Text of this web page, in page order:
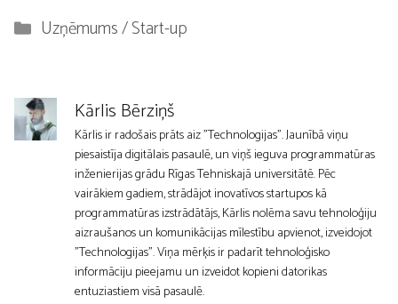
Kategorijas
Uzņēmums / Start-up
Kārlis Bērziņš
Kārlis ir radošais prāts aiz "Technologijas". Jaunībā viņu
piesaistīja digitālais pasaulē, un viņš ieguva programmatūras
inženierijas grādu Rīgas Tehniskajā universitātē. Pēc
vairākiem gadiem, strādājot inovatīvos startupos kā
programmatūras izstrādātājs, Kārlis nolēma savu tehnoloģiju
aizraušanos un komunikācijas mīlestību apvienot, izveidojot
"Technologijas". Viņa mērķis ir padarīt tehnoloģisko
informāciju pieejamu un izveidot kopieni datorikas
entuziastiem visā pasaulē.